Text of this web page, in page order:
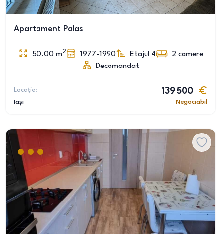
Apartament Palas
50.00 m2 1977-1990 Etajul 4 2 camere
Decomandat
Locație:
Iași
139 500
Negociabil